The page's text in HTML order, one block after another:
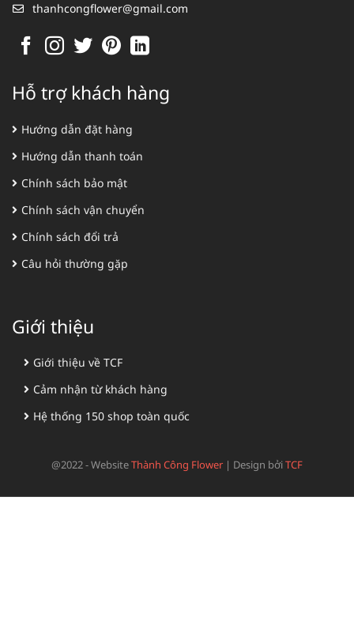
thanhcongflower@gmail.com
Hỗ trợ khách hàng
Hướng dẫn đặt hàng
Hướng dẫn thanh toán
Chính sách bảo mật
Chính sách vận chuyển
Chính sách đổi trả
Câu hỏi thường gặp
Giới thiệu
Giới thiệu về TCF
Cảm nhận từ khách hàng
Hệ thống 150 shop toàn quốc
@2022 - WebsiteThành Công Flower | Design bởiTCF